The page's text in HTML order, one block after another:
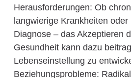
Herausforderungen: Ob
langwierige Krankheiten oder
Diagnose – das Akzeptieren
Gesundheit kann dazu
Lebenseinstellung zu
Beziehungsprobleme: